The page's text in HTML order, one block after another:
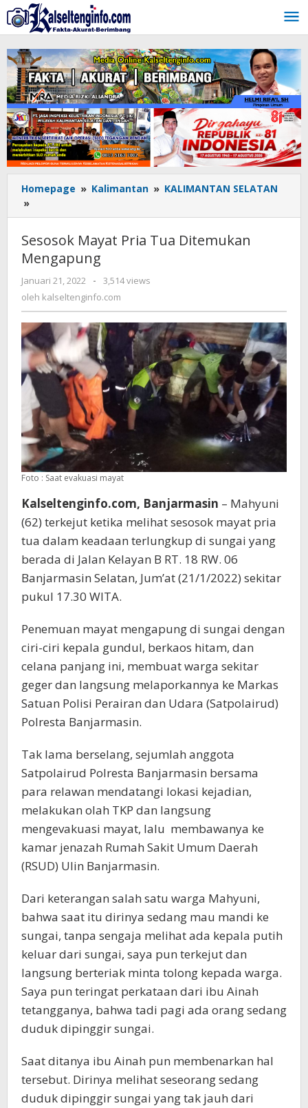
Lewati
ke
konten
Homepage » Kalimantan » KALIMANTAN SELATAN
»
Mayat
Tua
Ditemukan
Mengapung
Sesosok Mayat Pria Tua Ditemukan
Mengapung
Januari 21, 2022
oleh
kalseltenginfo.com
-
3,514 views
oleh kalseltenginfo.com
Foto : Saat evakuasi mayat
Kalseltenginfo.com, Banjarmasin – Mahyuni
(62) terkejut ketika melihat sesosok mayat pria
tua dalam keadaan terlungkup di sungai yang
berada di Jalan Kelayan B RT. 18 RW. 06
Banjarmasin Selatan, Jum’at (21/1/2022) sekitar
pukul 17.30 WITA.
Penemuan mayat mengapung di sungai dengan
ciri-ciri kepala gundul, berkaos hitam, dan
celana panjang ini, membuat warga sekitar
geger dan langsung melaporkannya ke Markas
Satuan Polisi Perairan dan Udara (Satpolairud)
Polresta Banjarmasin.
Tak lama berselang, sejumlah anggota
Satpolairud Polresta Banjarmasin bersama
para relawan mendatangi lokasi kejadian,
melakukan olah TKP dan langsung
mengevakuasi mayat, lalu membawanya ke
kamar jenazah Rumah Sakit Umum Daerah
(RSUD) Ulin Banjarmasin.
Dari keterangan salah satu warga Mahyuni,
bahwa saat itu dirinya sedang mau mandi ke
sungai, tanpa sengaja melihat ada kepala putih
keluar dari sungai, saya pun terkejut dan
langsung berteriak minta tolong kepada warga.
Saya pun teringat perkataan dari ibu Ainah
tetangganya, bahwa tadi pagi ada orang sedang
duduk dipinggir sungai.
Saat ditanya ibu Ainah pun membenarkan hal
tersebut. Dirinya melihat seseorang sedang
duduk dipinggir sungai yang tak jauh dari